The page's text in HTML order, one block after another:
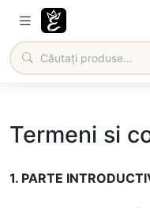
Termeni si
1. PARTE